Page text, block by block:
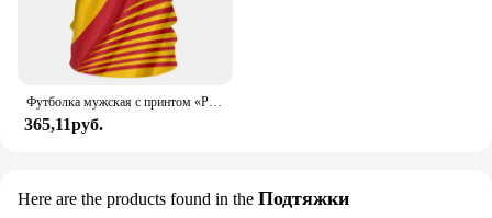
Футболка мужская с принтом «Реал Мадрид»
365,11руб.
Here are the products found in the Подтяжки